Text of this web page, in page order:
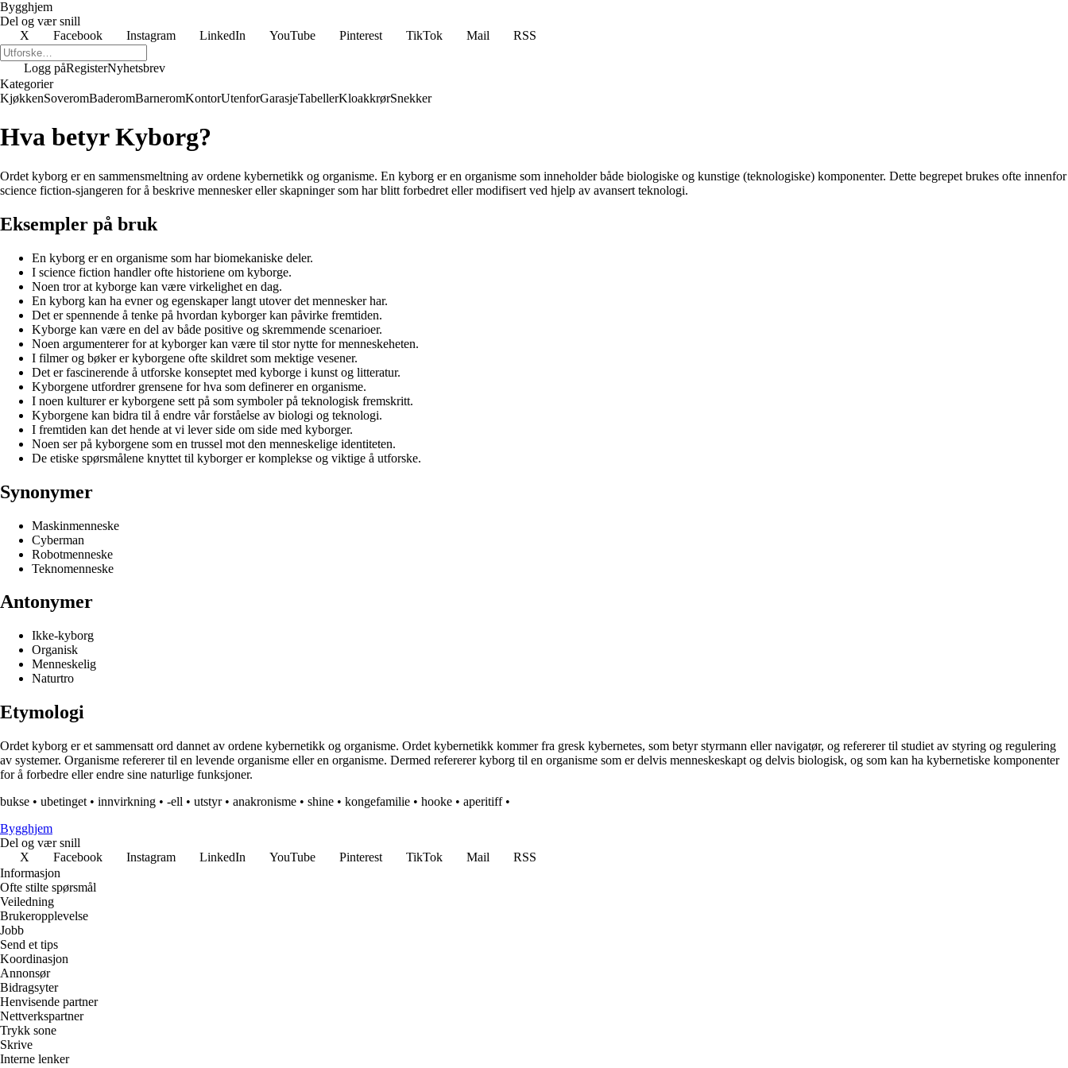
Bygghjem
Del og vær snill
X
Facebook Instagram LinkedIn YouTube Pinterest TikTok Mail RSS
Logg påRegisterNyhetsbrev
Kategorier
KjøkkenSoveromBaderomBarneromKontorUtenforGarasjeTabellerKloakkrørSnekker
Hva betyr Kyborg?
Ordet kyborg er en sammensmeltning av ordene kybernetikk og organisme. En kyborg er en organisme som inneholder både biologiske og kunstige (teknologiske) komponenter. Dette begrepet brukes ofte innenfor
science fiction-sjangeren for å beskrive mennesker eller skapninger som har blitt forbedret eller modifisert ved hjelp av avansert teknologi.
Eksempler på bruk
En kyborg er en organisme som har biomekaniske deler.
I science fiction handler ofte historiene om kyborge.
Noen tror at kyborge kan være virkelighet en dag.
En kyborg kan ha evner og egenskaper langt utover det mennesker har.
Det er spennende å tenke på hvordan kyborger kan påvirke fremtiden.
Kyborge kan være en del av både positive og skremmende scenarioer.
Noen argumenterer for at kyborger kan være til stor nytte for menneskeheten.
I filmer og bøker er kyborgene ofte skildret som mektige vesener.
Det er fascinerende å utforske konseptet med kyborge i kunst og litteratur.
Kyborgene utfordrer grensene for hva som definerer en organisme.
I noen kulturer er kyborgene sett på som symboler på teknologisk fremskritt.
Kyborgene kan bidra til å endre vår forståelse av biologi og teknologi.
I fremtiden kan det hende at vi lever side om side med kyborger.
Noen ser på kyborgene som en trussel mot den menneskelige identiteten.
De etiske spørsmålene knyttet til kyborger er komplekse og viktige å utforske.
Synonymer
Maskinmenneske
Cyberman
Robotmenneske
Teknomenneske
Antonymer
Ikke-kyborg
Organisk
Menneskelig
Naturtro
Etymologi
Ordet kyborg er et sammensatt ord dannet av ordene kybernetikk og organisme. Ordet kybernetikk kommer fra gresk kybernetes, som betyr styrmann eller navigatør, og refererer til studiet av styring og regulering
av systemer. Organisme refererer til en levende organisme eller en organisme. Dermed refererer kyborg til en organisme som er delvis menneskeskapt og delvis biologisk, og som kan ha kybernetiske komponenter
for å forbedre eller endre sine naturlige funksjoner.
bukse • ubetinget • innvirkning • -ell • utstyr• anakronisme • shine • kongefamilie • hooke • aperitiff•
Bygghjem
Del og vær snill
X
Facebook Instagram LinkedIn YouTube Pinterest TikTok Mail
RSS
Informasjon
Ofte stilte spørsmål
Veiledning
Brukeropplevelse
Jobb
Send et tips
Koordinasjon
Annonsør
Bidragsyter
Henvisende partner
Nettverkspartner
Trykk sone
Skrive
Interne lenker